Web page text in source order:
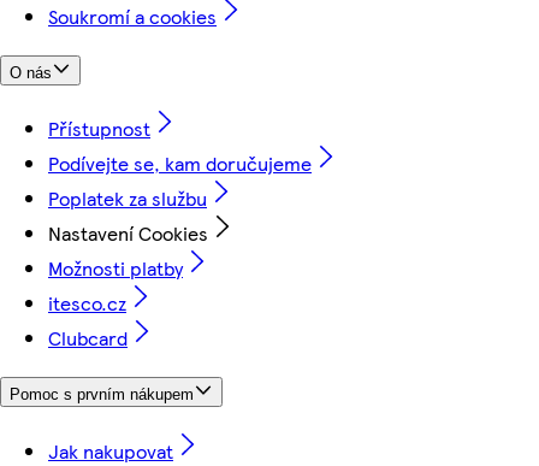
Soukromí a cookies
O nás
Přístupnost
Podívejte se, kam doručujeme
Poplatek za službu
Nastavení Cookies
Možnosti platby
itesco.cz
Clubcard
Pomoc s prvním nákupem
Jak nakupovat